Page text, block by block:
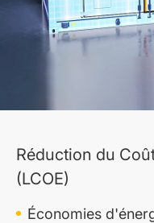
Réduction du
(LCOE)
Économies